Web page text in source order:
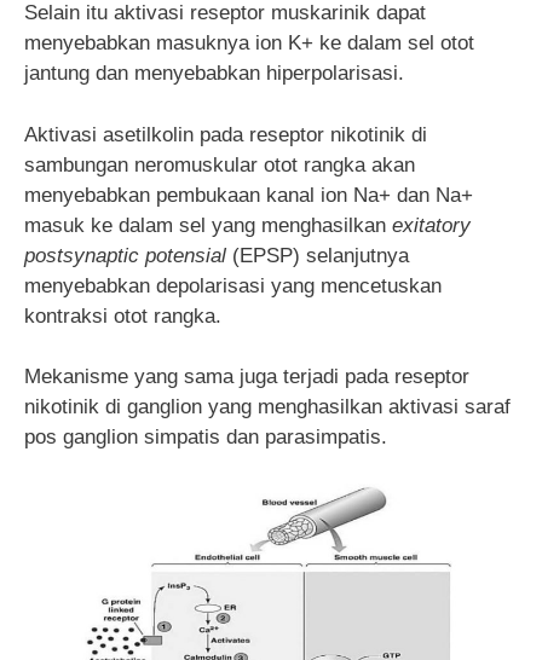
Selain itu aktivasi reseptor muskarinik dapat
menyebabkan masuknya ion K+ ke dalam sel otot
jantung dan menyebabkan hiperpolarisasi.
Aktivasi asetilkolin pada reseptor nikotinik di
sambungan neromuskular otot rangka akan
menyebabkan pembukaan kanal ion Na+ dan Na+
masuk ke dalam sel yang menghasilkan exitatory
postsynaptic potensial (EPSP) selanjutnya
menyebabkan depolarisasi yang mencetuskan
kontraksi otot rangka.
Mekanisme yang sama juga terjadi pada reseptor
nikotinik di ganglion yang menghasilkan aktivasi saraf
pos ganglion simpatis dan parasimpatis.